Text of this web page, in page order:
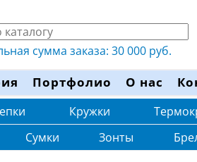
сумма заказа: 30 000 руб.
Портфолио О нас
Кружки
Сумки Зонты